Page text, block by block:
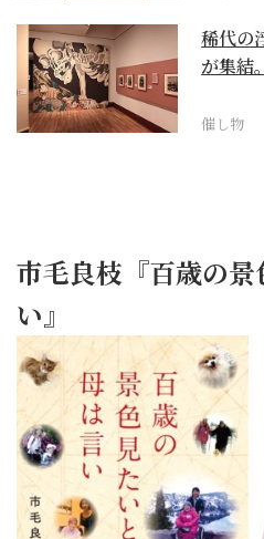
稀代の
が集結
催し物
市毛良枝『百歳の
い』